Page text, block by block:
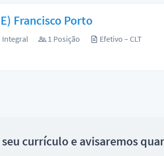
Francisco Porto
Integral 1 Posição Efetivo – CLT
currículo e avisaremos